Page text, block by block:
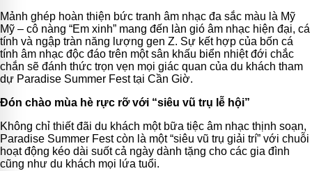
Mảnh ghép hoàn thiện bức tranh âm nhạc đa sắc màu là Mỹ
Mỹ – cô nàng “Em xinh” mang đến làn gió âm nhạc hiện đại, cá
tính và ngập tràn năng lượng gen Z. Sự kết hợp của bốn cá
tính âm nhạc độc đáo trên một sân khấu biển nhiệt đới chắc
chắn sẽ đánh thức trọn vẹn mọi giác quan của du khách tham
dự Paradise Summer Fest tại Cần Giờ.
Đón chào mùa hè rực rỡ với “siêu vũ trụ lễ hội”
Không chỉ thiết đãi du khách một bữa tiệc âm nhạc thịnh soạn,
Paradise Summer Fest còn là một “siêu vũ trụ giải trí” với chuỗi
hoạt động kéo dài suốt cả ngày dành tặng cho các gia đình
cũng như du khách mọi lứa tuổi.